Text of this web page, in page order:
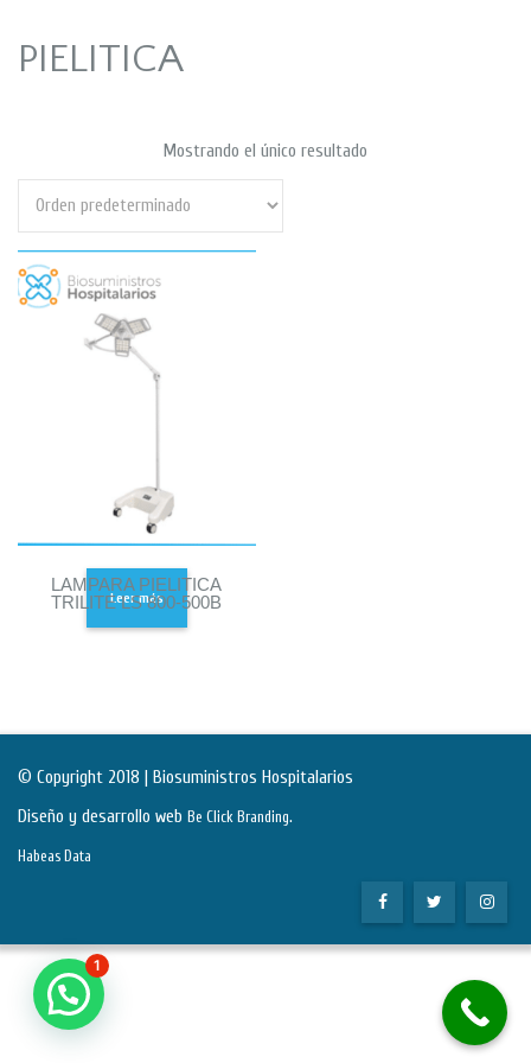
PIELITICA
Mostrando el único resultado
LAMPARA PIELITICA
TRILITE LS 800-500B
Leer más
© Copyright 2018 | Biosuministros Hospitalarios
Diseño y desarrollo web Be Click Branding.
Habeas Data
1